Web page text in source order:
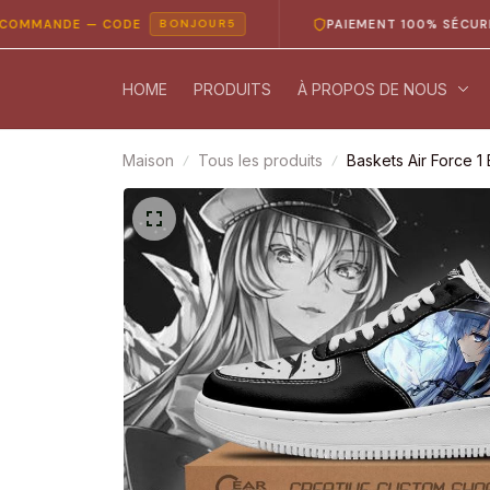
— CODE BONJOUR5 PAIEMENT 100% SÉCURISÉ
HOME PRODUITS À PROPOS DE NOUS
Maison Tous les produits Baskets Air Force 1